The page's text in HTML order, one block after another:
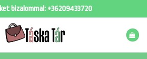
bizalommal: +36209433720